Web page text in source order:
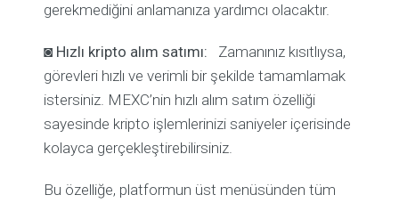
gerekmediğini anlamanıza yardımcı olacaktır.
◙ Hızlı kripto alım satımı:
Zamanınız kısıtlıysa,
görevleri hızlı ve verimli bir şekilde tamamlamak
istersiniz. MEXC’nin hızlı alım satım özelliği
sayesinde kripto işlemlerinizi saniyeler içerisinde
kolayca gerçekleştirebilirsiniz.
Bu özelliğe, platformun üst menüsünden tüm